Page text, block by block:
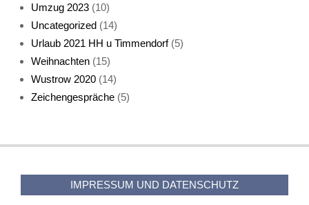
Umzug 2023 (10)
Uncategorized (14)
Urlaub 2021 HH u Timmendorf(5)
Weihnachten (15)
Wustrow 2020 (14)
Zeichengespräche (5)
IMPRESSUM UND DATENSCHUTZ